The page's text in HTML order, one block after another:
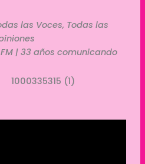
las Voces, Todas las
FM | 33 años comunicando